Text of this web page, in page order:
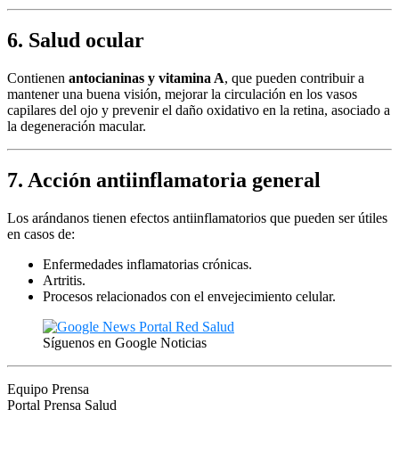
6. Salud ocular
Contienen antocianinas y vitamina A, que pueden contribuir a
mantener una buena visión, mejorar la circulación en los vasos
capilares del ojo y prevenir el daño oxidativo en la retina, asociado a
la degeneración macular.
7. Acción antiinflamatoria general
Los arándanos tienen efectos antiinflamatorios que pueden ser útiles
en casos de:
Enfermedades inflamatorias crónicas.
Artritis.
Procesos relacionados con el envejecimiento celular.
Síguenos en Google Noticias
Equipo Prensa
Portal Prensa Salud